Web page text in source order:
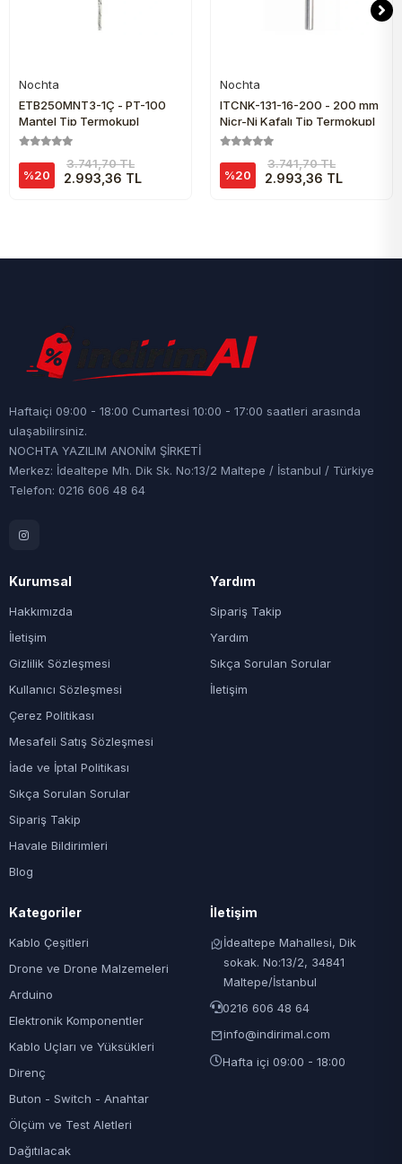
Nochta
ETB250MNT3-1Ç - PT-100
Mantel Tip Termokupl
%20
3.741,70 TL
2.993,36 TL
Nochta
ITCNK-131-16-200 - 200 mm
Nicr-Ni Kafalı Tip Termokupl
%20
3.741,70 TL
2.993,36 TL
Haftaiçi 09:00 - 18:00 Cumartesi 10:00 - 17:00 saatleri arasında
ulaşabilirsiniz.
NOCHTA YAZILIM ANONİM ŞİRKETİ
Merkez: İdealtepe Mh. Dik Sk. No:13/2 Maltepe / İstanbul / Türkiye
Telefon: 0216 606 48 64
Kurumsal
Hakkımızda
İletişim
Gizlilik Sözleşmesi
Kullanıcı Sözleşmesi
Çerez Politikası
Mesafeli Satış Sözleşmesi
İade ve İptal Politikası
Sıkça Sorulan Sorular
Sipariş Takip
Havale Bildirimleri
Blog
Yardım
Sipariş Takip
Yardım
Sıkça Sorulan Sorular
İletişim
Kategoriler
Kablo Çeşitleri
Drone ve Drone Malzemeleri
Arduino
Elektronik Komponentler
Kablo Uçları ve Yüksükleri
Direnç
Buton - Switch - Anahtar
Ölçüm ve Test Aletleri
Dağıtılacak
İletişim
İdealtepe Mahallesi, Dik
sokak. No:13/2, 34841
Maltepe/İstanbul
0216 606 48 64
info@indirimal.com
Hafta içi 09:00 - 18:00